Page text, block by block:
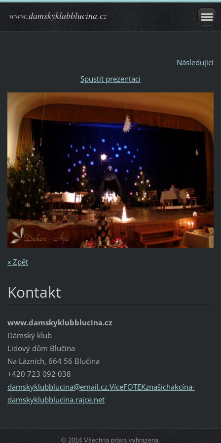
www.damskyklubblucina.cz
Následující
Spustit prezentaci
« Zpět
Kontakt
www.damskyklubblucina.cz
Dámský klub
Lidový dům Blučina
Na Lázních, 664 56 Blučina
+420 723 092 038
damskyklubblucina@email.cz.VíceFOTEKznašichakcína-
damskyklubblucina.rajce.net
© 2014 Všechna práva vyhrazena.